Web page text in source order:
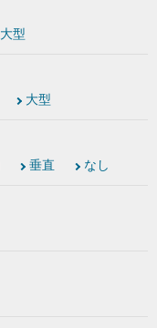
大型
大型
垂直 なし